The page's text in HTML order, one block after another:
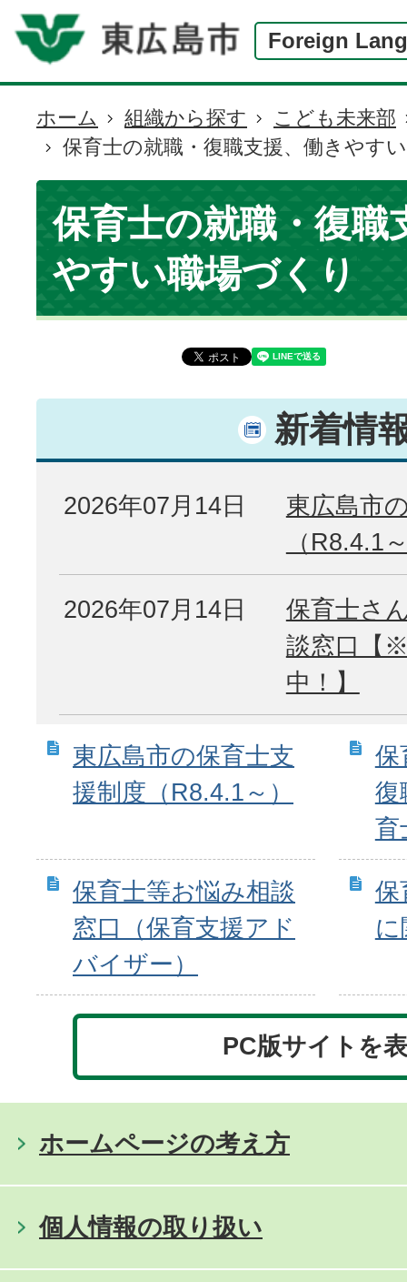
Foreign
現
在
の
置
ホーム 組織から探す
こども未来部
保育士の就職・復職支援、働きやす
保育士の就職・復職
やすい職場づくり
新着情
2026年07月14日
東広島市
（R8.4.1
2026年07月14日
保育士さ
談窓口【
中！】
東広島市の保育士支
援制度（R8.4.1～）
保
復
育
保育士等お悩み相談
窓口（保育支援アド
バイザー）
保
PC版サイトを
ホームページの考え方
個人情報の取り扱い